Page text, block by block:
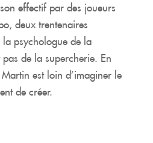
effectif par des joueurs
deux trentenaires
psychologue de la
de la supercherie. En
est loin d’imaginer le
de créer.